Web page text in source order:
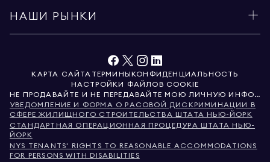
НАШИ РЫНКИ
КАРТА САЙТА ТЕРМИНЫКОНФИДЕНЦИАЛЬНОСТЬ
НАСТРОЙКИ ФАЙЛОВ COOKIE
НЕ ПРОДАВАЙТЕ И НЕ ПЕРЕДАВАЙТЕ МОЮ ЛИЧНУЮ ИНФОРМАЦИЮ
УВЕДОМЛЕНИЕ И ФОРМА О РАСОВОЙ ДИСКРИМИНАЦИИ В
СФЕРЕ ЖИЛИЩНОГО СТРОИТЕЛЬСТВА ШТАТА НЬЮ-ЙОРК
СТАНДАРТНАЯ ОПЕРАЦИОННАЯ ПРОЦЕДУРА ШТАТА НЬЮ-
ЙОРК
NYS TENANTS' RIGHTS TO REASONABLE ACCOMMODATIONS
FOR PERSONS WITH DISABILITIES